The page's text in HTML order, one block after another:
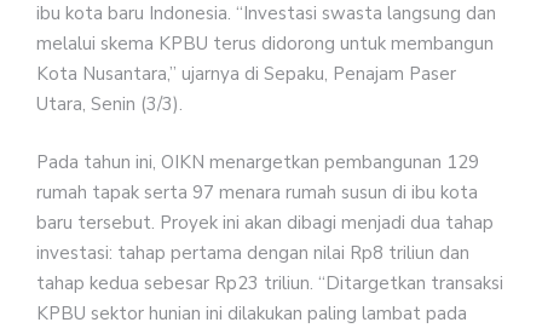
ibu kota baru Indonesia. “Investasi swasta langsung dan
melalui skema KPBU terus didorong untuk membangun
Kota Nusantara,” ujarnya di Sepaku, Penajam Paser
Utara, Senin (3/3).
Pada tahun ini, OIKN menargetkan pembangunan 129
rumah tapak serta 97 menara rumah susun di ibu kota
baru tersebut. Proyek ini akan dibagi menjadi dua tahap
investasi: tahap pertama dengan nilai Rp8 triliun dan
tahap kedua sebesar Rp23 triliun. “Ditargetkan transaksi
KPBU sektor hunian ini dilakukan paling lambat pada